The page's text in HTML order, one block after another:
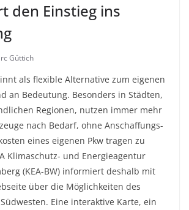
den Einstieg ins
Güttich
als flexible Alternative zum eigenen
an Bedeutung. Besonders in Städten,
Regionen, nutzen immer mehr
nach Bedarf, ohne Anschaffungs-
eines eigenen Pkw tragen zu
Klimaschutz- und Energieagentur
(KEA-BW) informiert deshalb mit
über die Möglichkeiten des
Eine interaktive Karte, ein